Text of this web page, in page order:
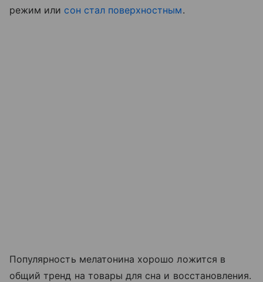
режим или сон стал поверхностным.
Популярность мелатонина хорошо ложится в
общий тренд на товары для сна и восстановления.